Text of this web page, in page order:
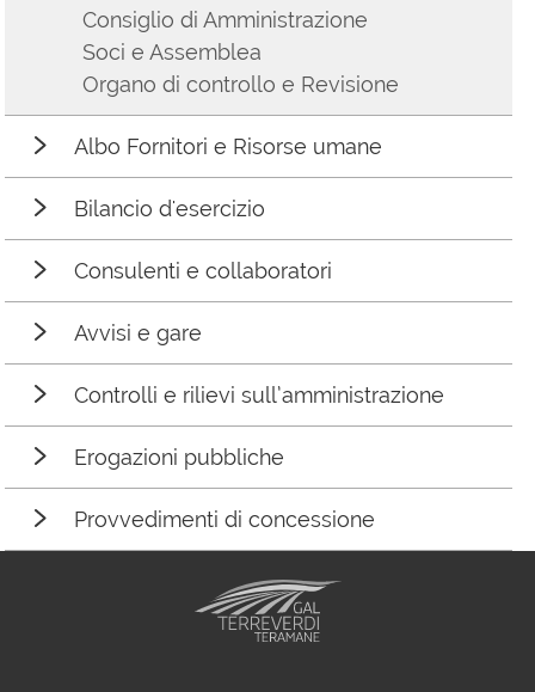
Consiglio di Amministrazione
Soci e Assemblea
Organo di controllo e Revisione
Albo Fornitori e Risorse umane
Bilancio d'esercizio
Consulenti e collaboratori
Avvisi e gare
Controlli e rilievi sull’amministrazione
Erogazioni pubbliche
Provvedimenti di concessione